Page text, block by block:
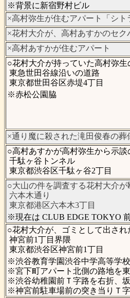
※背景に新宿野村ビル
×高村弥生が住むアパート「シ
×花村大介が、高村あすかのセ
×高村あすかが住むアパート
○花村大介が持っていた高村弥
東急世田谷線沿いの道路
東京都世田谷区赤堤4丁目
※赤松公園脇
×通り魔に殺された滝田俊春の葬
○高村あすかが高村弥生から示
千駄ヶ谷トンネル
東京都渋谷区千駄ヶ谷2丁目
○大山の件を調査する花村大介が
六本木通り
東京都港区六本木3丁目
※現在は CLUB EDGE TOKYO
○花村大介が、ゴミとして出さ
神宮前1丁目界隈
東京都渋谷区神宮前1丁目
※渋谷教育学園渋谷中学高等学
※宮下町アパート北側の路地を
※渋谷幼稚園前Ｔ字路を右折、
※神宮前駐車場前の突き当りＴ